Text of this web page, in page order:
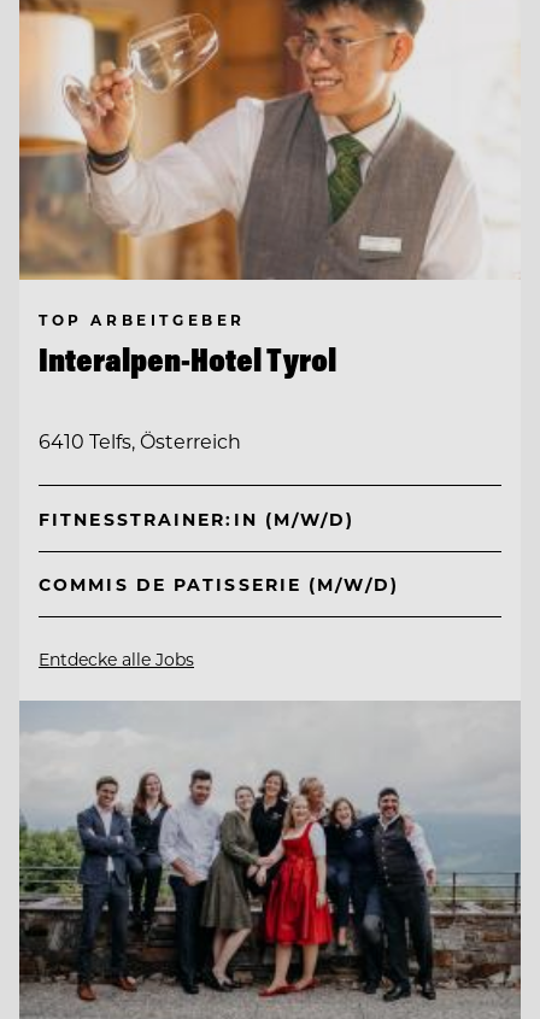
TOP ARBEITGEBER
Interalpen-Hotel Tyrol
6410 Telfs, Österreich
FITNESSTRAINER:IN (M/W/D)
COMMIS DE PATISSERIE (M/W/D)
Entdecke alle Jobs